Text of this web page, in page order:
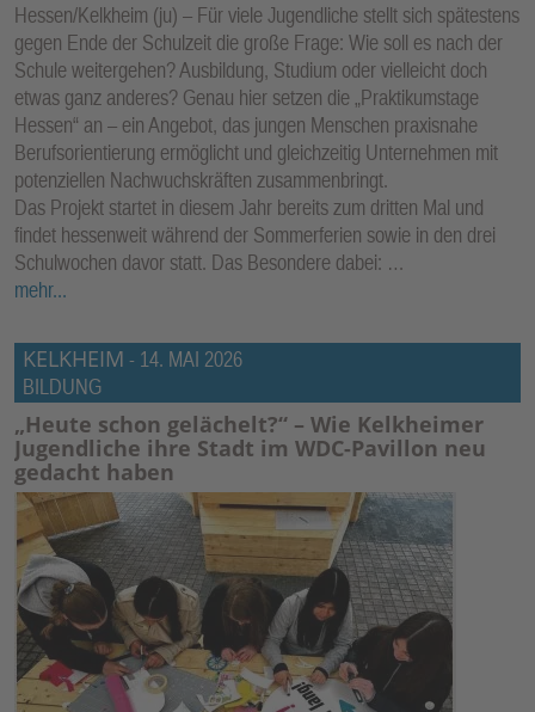
Hessen/Kelkheim (ju) – Für viele Jugendliche stellt sich spätestens
gegen Ende der Schulzeit die große Frage: Wie soll es nach der
Schule weitergehen? Ausbildung, Studium oder vielleicht doch
etwas ganz anderes? Genau hier setzen die „Praktikumstage
Hessen“ an – ein Angebot, das jungen Menschen praxisnahe
Berufsorientierung ermöglicht und gleichzeitig Unternehmen mit
potenziellen Nachwuchskräften zusammenbringt.
Das Projekt startet in diesem Jahr bereits zum dritten Mal und
findet hessenweit während der Sommerferien sowie in den drei
Schulwochen davor statt. Das Besondere dabei: …
mehr...
KELKHEIM - 14. MAI 2026
BILDUNG
„Heute schon gelächelt?“ – Wie Kelkheimer
Jugendliche ihre Stadt im WDC-Pavillon neu
gedacht haben